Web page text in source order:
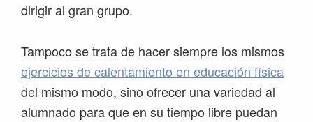
dirigir al gran grupo.
Tampoco se trata de hacer siempre los mismos
ejercicios de calentamiento en educación física
del mismo modo, sino ofrecer una variedad al
alumnado para que en su tiempo libre puedan